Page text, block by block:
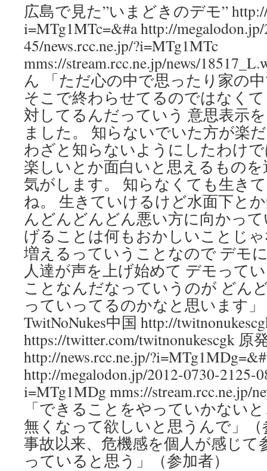
広島で見た”いまどきのデモ” http://
i=MTg1MTc=&#a http://
45/news.rcc.ne.jp/?i=MTg1MTc
mms://stream.rcc.ne.jp/news/
ん 「ただ心の中で思ったり家の
そこで終わらせてるのではなく
対してるんだっていう 意思表示
ました。 知らないでいた方が楽
わざと知らないようにしたわけ
楽しいとか面白いと思えるもの
気がします。 知らなくても生き
ね。 生きていけるけど水面下と
んどんどんどん悪い方に向かっ
げることは何もおかしいことじ
増えるっていうことなので デモ
人達が声を上げ始めて デモって
ことなんだなっていうのが どん
っていってるのかなと思います
TwitNoNukes中国 http://
https://twitter.com/twitnonukescgk
http://news.rcc.ne.jp/
http://megalodon.jp/2012-0730-2125-
i=MTg1MDg mms://stream.rcc.ne.jp/
「できることをやっていかない
無くなって欲しいと思うんで」（
事故以来、危機感を個人が感じて
っていると思う」（参加者）